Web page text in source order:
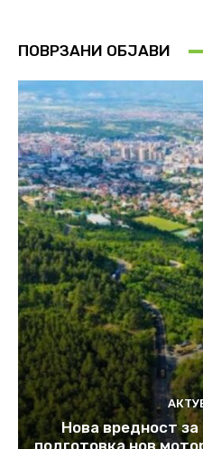
ПОВРЗАНИ ОБЈАВИ
Нова вредност за
подготовка нов